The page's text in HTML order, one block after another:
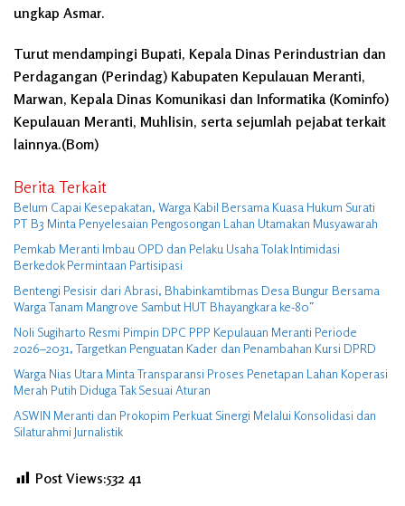
ungkap Asmar.
Turut mendampingi Bupati, Kepala Dinas Perindustrian dan
Perdagangan (Perindag) Kabupaten Kepulauan Meranti,
Marwan, Kepala Dinas Komunikasi dan Informatika (Kominfo)
Kepulauan Meranti, Muhlisin, serta sejumlah pejabat terkait
lainnya.(Bom)
Berita Terkait
Belum Capai Kesepakatan, Warga Kabil Bersama Kuasa Hukum Surati
PT B3 Minta Penyelesaian Pengosongan Lahan Utamakan Musyawarah
Pemkab Meranti Imbau OPD dan Pelaku Usaha Tolak Intimidasi
Berkedok Permintaan Partisipasi
Bentengi Pesisir dari Abrasi, Bhabinkamtibmas Desa Bungur Bersama
Warga Tanam Mangrove Sambut HUT Bhayangkara ke-80″
Noli Sugiharto Resmi Pimpin DPC PPP Kepulauan Meranti Periode
2026–2031, Targetkan Penguatan Kader dan Penambahan Kursi DPRD
Warga Nias Utara Minta Transparansi Proses Penetapan Lahan Koperasi
Merah Putih Diduga Tak Sesuai Aturan
ASWIN Meranti dan Prokopim Perkuat Sinergi Melalui Konsolidasi dan
Silaturahmi Jurnalistik
Post Views:532 41